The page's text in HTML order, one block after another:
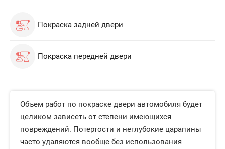
Покраска задней двери
Покраска передней двери
Объем работ по покраске двери автомобиля будет
целиком зависеть от степени имеющихся
повреждений. Потертости и неглубокие царапины
часто удаляются вообще без использования